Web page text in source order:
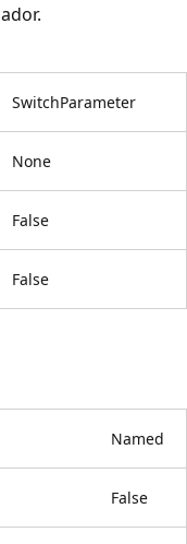
SwitchParameter
None
False
False
Named
False